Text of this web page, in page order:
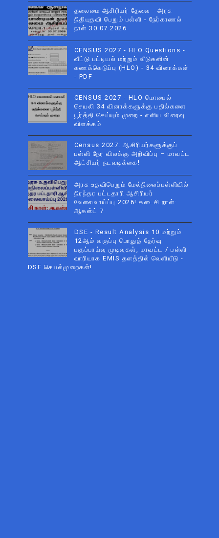
தலைமை ஆசிரியர் தேவை - அரசு
நிதியுதவி பெறும் பள்ளி - நேர்காணல்
நாள் 30.07.2026
CENSUS 2027 - HLO Questions -
வீட்டு பட்டியல் மற்றும் வீடுகளின்
கணக்கெடுப்பு (HLO) - 34 வினாக்கள்
- PDF
CENSUS 2027 - HLO மொபைல்
செயலி 34 வினாக்களுக்கு பதில்களை
பூர்த்தி செய்யும் முறை - எளிய விரைவு
விளக்கம்
Census 2027: ஆசிரியர்களுக்குப்
பள்ளி நேர விலக்கு அறிவிப்பு – மாவட்ட
ஆட்சியர் நடவடிக்கை!
அரசு உதவிபெறும் மேல்நிலைப்பள்ளியில்
நிரந்தர பட்டதாரி ஆசிரியர்
வேலைவாய்ப்பு 2026! கடைசி நாள்:
ஆகஸ்ட் 7
DSE - Result Analysis 10 மற்றும்
12ஆம் வகுப்பு பொதுத் தேர்வு
பகுப்பாய்வு முடிவுகள், மாவட்ட / பள்ளி
வாரியாக EMIS தளத்தில் வெளியீடு -
DSE செயல்முறைகள்!